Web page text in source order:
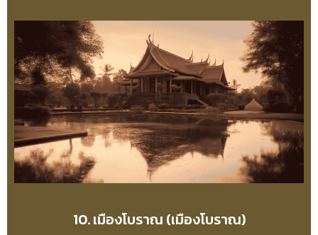
10. เมืองโบราณ (เมืองโบราณ)